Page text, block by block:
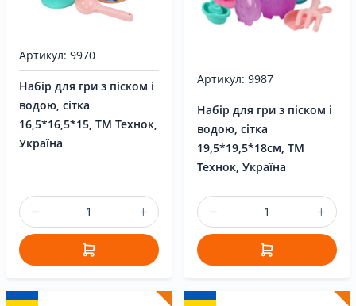
Артикул: 9970
Набір для гри з піском і
водою, сітка
16,5*16,5*15, ТМ Технок,
Україна
Артикул: 9987
Набір для гри з піском і
водою, сітка
19,5*19,5*18см, ТМ
Технок, Україна